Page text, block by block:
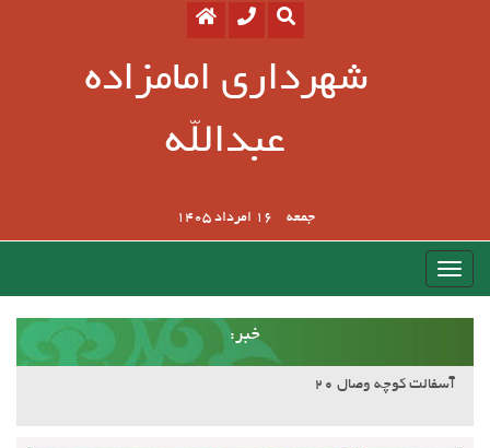
شهرداری امامزاده
عبدالله
جمعه 16 امرداد 1405
:خبر
آسفالت کوچه وصال ۲۰